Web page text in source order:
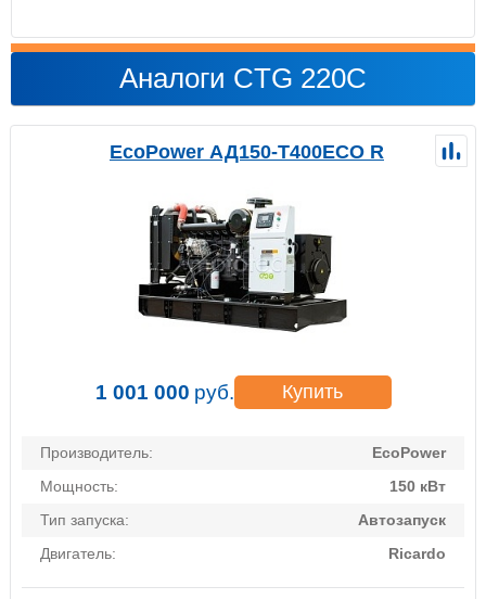
Аналоги CTG 220C
EcoPower АД150-T400ECO R
1 001 000 руб. Купить
Производитель:
EcoPower
Мощность:
150 кВт
Тип запуска:
Автозапуск
Двигатель:
Ricardo